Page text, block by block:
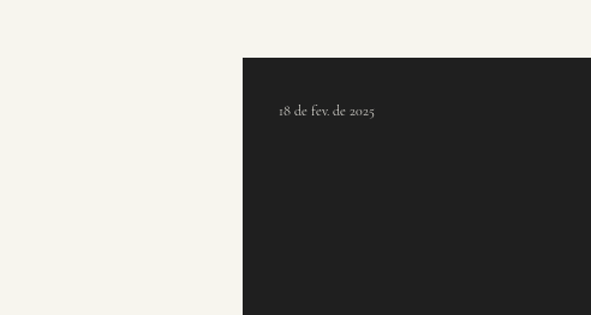
18 de fev. de 2025